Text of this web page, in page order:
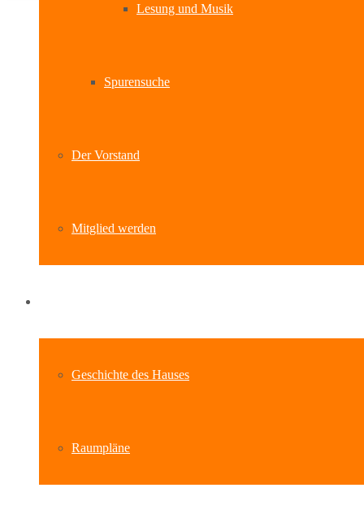
Lesung und Musik
Spurensuche
Der Vorstand
Mitglied werden
Geschichte des Hauses
Raumpläne